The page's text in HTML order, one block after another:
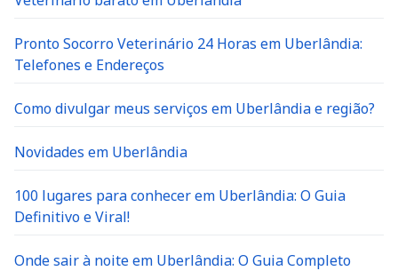
Pronto Socorro Veterinário 24 Horas em Uberlândia:
Telefones e Endereços
Como divulgar meus serviços em Uberlândia e região?
Novidades em Uberlândia
100 lugares para conhecer em Uberlândia: O Guia
Definitivo e Viral!
Onde sair à noite em Uberlândia: O Guia Completo